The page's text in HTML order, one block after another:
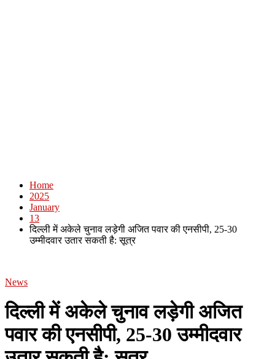
Home
2025
January
13
दिल्ली में अकेले चुनाव लड़ेगी अजित पवार की एनसीपी, 25-30
उम्मीदवार उतार सकती है: सूत्र
News
दिल्ली में अकेले चुनाव लड़ेगी अजित
पवार की एनसीपी, 25-30 उम्मीदवार